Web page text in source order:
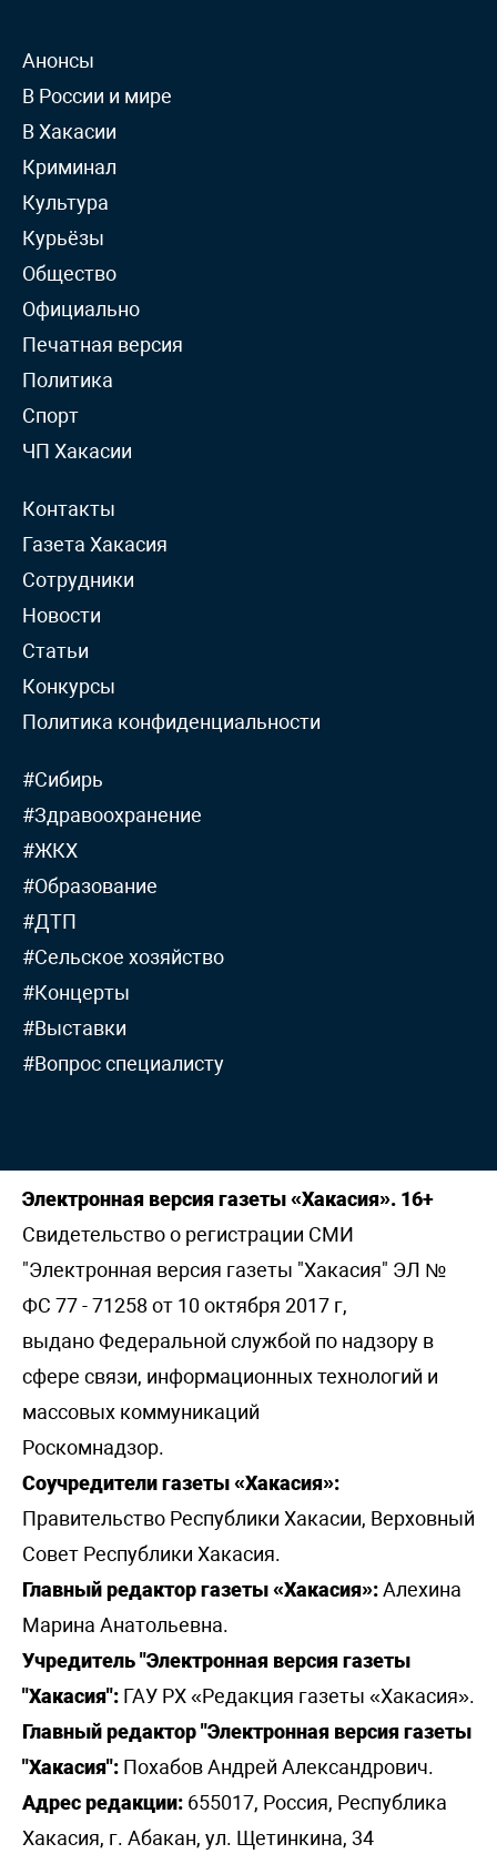
Анонсы
В России и мире
В Хакасии
Криминал
Культура
Курьёзы
Общество
Официально
Печатная версия
Политика
Спорт
ЧП Хакасии
Контакты
Газета Хакасия
Сотрудники
Новости
Статьи
Конкурсы
Политика конфиденциальности
#Сибирь
#Здравоохранение
#ЖКХ
#Образование
#ДТП
#Сельское хозяйство
#Концерты
#Выставки
#Вопрос специалисту
Электронная версия газеты «Хакасия». 16+
Свидетельство о регистрации СМИ
"Электронная версия газеты "Хакасия" ЭЛ №
ФС 77 - 71258 от 10 октября 2017 г,
выдано Федеральной службой по надзору в
сфере связи, информационных технологий и
массовых коммуникаций
Роскомнадзор.
Соучредители газеты «Хакасия»:
Правительство Республики Хакасии, Верховный
Совет Республики Хакасия.
Главный редактор газеты «Хакасия»:Алехина
Марина Анатольевна.
Учредитель "Электронная версия газеты
"Хакасия": ГАУ РХ «Редакция газеты «Хакасия».
Главный редактор "Электронная версия газеты
"Хакасия": Похабов Андрей Александрович.
Адрес редакции: 655017, Россия, Республика
Хакасия, г. Абакан, ул. Щетинкина, 34